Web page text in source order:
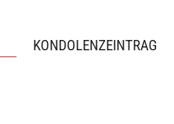
KONDOLENZEINTRAG